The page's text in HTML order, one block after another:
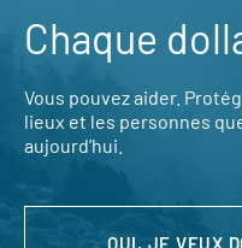
Chaque
Vous pouvez aider.
lieux et les personnes
aujourd’hui.
OUI, JE VEUX